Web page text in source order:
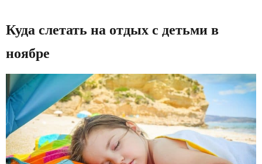
Куда слетать на отдых с детьми в
ноябре